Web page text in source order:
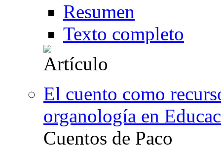
Resumen
Texto completo
El cuento como
organología en
Cuentos de Paco